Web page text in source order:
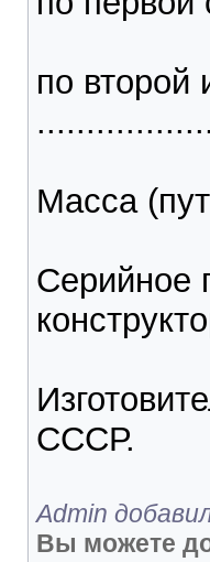
по второй
Масса
Серийное
СССР.
Admin
Вы можете